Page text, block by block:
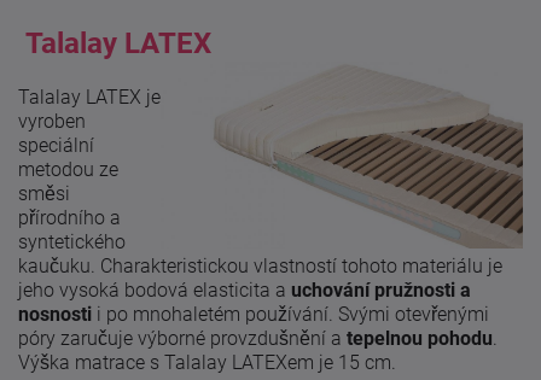
Talalay LATEX
Talalay LATEX je
vyroben
speciální
metodou ze
směsi
přírodního a
syntetického
kaučuku. Charakteristickou vlastností tohoto materiálu je
jeho vysoká bodová elasticita a uchování pružnosti a
nosnosti i po mnohaletém používání. Svými otevřenými
póry zaručuje výborné provzdušnění a tepelnou pohodu.
Výška matrace s Talalay LATEXem je 15 cm.